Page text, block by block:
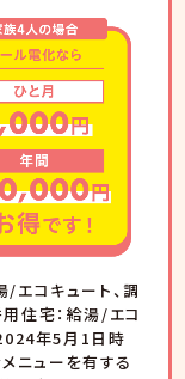
エコキュート、調
住宅：給湯/エコ
年5⽉1⽇時
ニューを有する